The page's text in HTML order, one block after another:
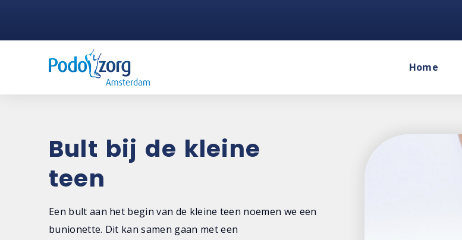
Home
Bult bij de kleine
teen
Een bult aan het begin van de kleine teen noemen we een
bunionette. Dit kan samen gaan met een